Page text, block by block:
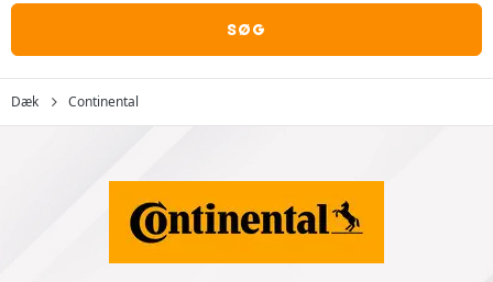
SØG
Dæk Continental